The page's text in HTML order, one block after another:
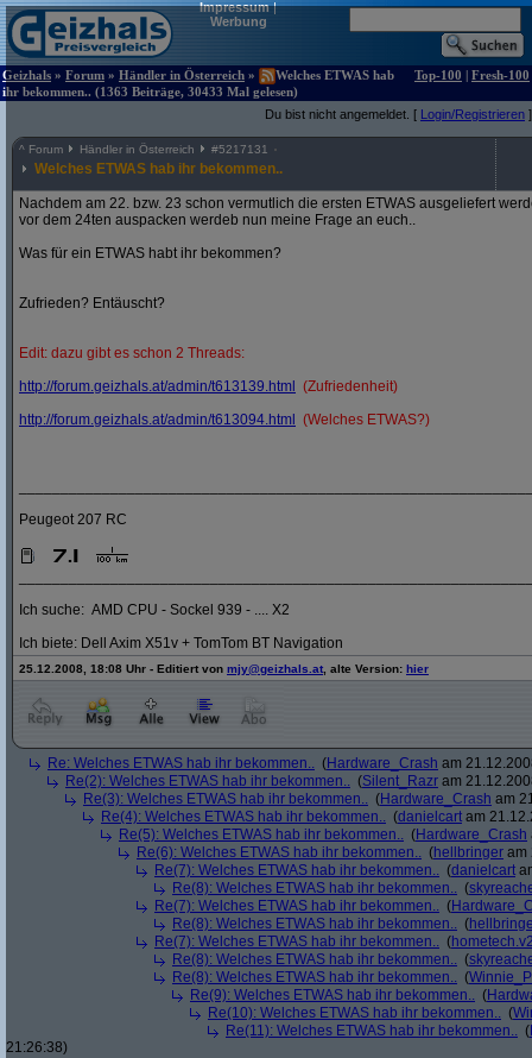
Impressum|
Werbung
Geizhals » Forum » Händler in Österreich »
Welches ETWAS hab
ihr bekommen.. (1363 Beiträge, 30433 Mal gelesen)
Top-100 | Fresh-100
Du bist nicht angemeldet. [ Login/Registrieren ]
^ Forum Händler in Österreich #5217131
Welches ETWAS hab ihr bekommen..
Nachdem am 22. bzw. 23 schon vermutlich die ersten ETWAS ausgeliefert
vor dem 24ten auspacken werdeb nun meine Frage an euch..
Was für ein ETWAS habt ihr bekommen?
Zufrieden? Entäuscht?
Edit: dazu gibt es schon 2 Threads:
http://forum.geizhals.at/admin/t613139.html
(Zufriedenheit)
http://forum.geizhals.at/admin/t613094.html (Welches ETWAS?)
Peugeot 207 RC
Ich suche: AMD CPU - Sockel 939 - .... X2
Ich biete: Dell Axim X51v + TomTom BT Navigation
25.12.2008, 18:08 Uhr - Editiert von mjy@geizhals.at , alte Version: hier
Re: Welches ETWAS hab ihr bekommen.. (Hardware_Crash am
Re(2): Welches ETWAS hab ihr bekommen.. (Silent_Razr am
Re(3): Welches ETWAS hab ihr bekommen.. (Hardware_Crash am
Re(4): Welches ETWAS hab ihr bekommen.. (danielcart am
Re(5): Welches ETWAS hab ihr bekommen.. (Hardware_Crash
Re(6): Welches ETWAS hab ihr bekommen.. (hellbringer am
Re(7): Welches ETWAS hab ihr bekommen.. (danielcart
Re(8): Welches ETWAS hab ihr bekommen.. (
Re(7): Welches ETWAS hab ihr bekommen.. (
Re(8): Welches ETWAS hab ihr bekommen.. (
Re(7): Welches ETWAS hab ihr bekommen.. (
Re(8): Welches ETWAS hab ihr bekommen.. (
Re(8): Welches ETWAS hab ihr bekommen.. (
Re(9): Welches ETWAS hab ihr bekommen.. (
Re(10): Welches ETWAS hab ihr bekommen.. (
Re(11): Welches ETWAS hab ihr bekommen.. (
21:26:38)